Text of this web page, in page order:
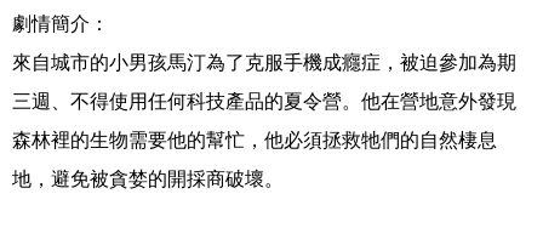
劇情簡介：
來自城市的小男孩馬汀為了克服手機成癮症，被迫參加為期
三週、不得使用任何科技產品的夏令營。他在營地意外發現
森林裡的生物需要他的幫忙，他必須拯救牠們的自然棲息
地，避免被貪婪的開採商破壞。